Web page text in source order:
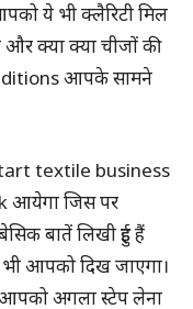
ये भी क्लैरिटी मिल
क्या क्या चीजों की
आपके सामने
textile business
आयेगा जिस पर
बातें लिखी हुई हैं
आपको दिख जाएगा।
अगला स्टेप लेना